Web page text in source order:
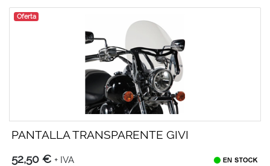
Oferta
PANTALLA TRANSPARENTE GIVI
52,50 € + IVA